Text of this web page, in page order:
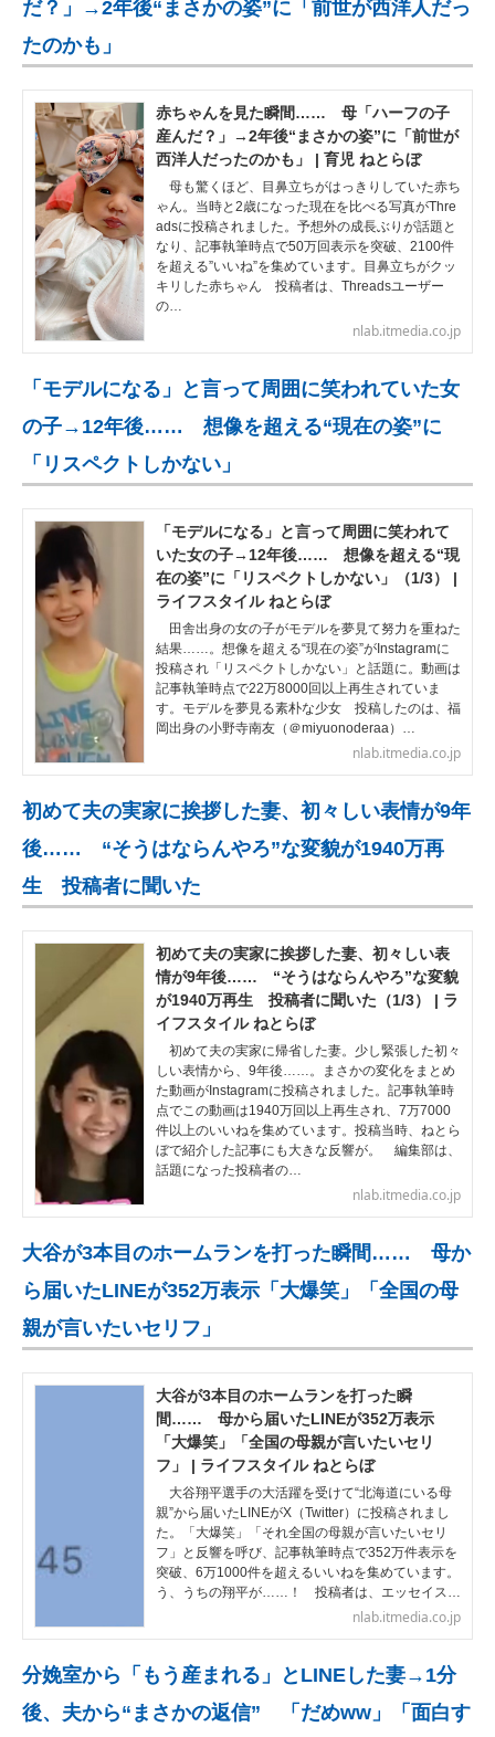
だ？」→2年後“まさかの姿”に「前世が西洋人だっ
たのかも」
赤ちゃんを見た瞬間…… 母「ハーフの子
産んだ？」→2年後“まさかの姿”に「前世が
西洋人だったのかも」 | 育児 ねとらぼ
母も驚くほど、目鼻立ちがはっきりしていた赤ち
ゃん。当時と2歳になった現在を比べる写真がThre
adsに投稿されました。予想外の成長ぶりが話題と
なり、記事執筆時点で50万回表示を突破、2100件
を超える”いいね”を集めています。目鼻立ちがクッ
キリした赤ちゃん 投稿者は、Threadsユーザー
の…
nlab.itmedia.co.jp
「モデルになる」と言って周囲に笑われていた女
の子→12年後…… 想像を超える“現在の姿”に
「リスペクトしかない」
「モデルになる」と言って周囲に笑われて
いた女の子→12年後…… 想像を超える“現
在の姿”に「リスペクトしかない」（1/3） |
ライフスタイル ねとらぼ
田舎出身の女の子がモデルを夢見て努力を重ねた
結果……。想像を超える“現在の姿”がInstagramに
投稿され「リスペクトしかない」と話題に。動画は
記事執筆時点で22万8000回以上再生されていま
す。モデルを夢見る素朴な少女 投稿したのは、福
岡出身の小野寺南友（＠miyuonoderaa）…
nlab.itmedia.co.jp
初めて夫の実家に挨拶した妻、初々しい表情が9年
後…… “そうはならんやろ”な変貌が1940万再
生 投稿者に聞いた
初めて夫の実家に挨拶した妻、初々しい表
情が9年後…… “そうはならんやろ”な変貌
が1940万再生 投稿者に聞いた（1/3） | ラ
イフスタイル ねとらぼ
初めて夫の実家に帰省した妻。少し緊張した初々
しい表情から、9年後……。まさかの変化をまとめ
た動画がInstagramに投稿されました。記事執筆時
点でこの動画は1940万回以上再生され、7万7000
件以上のいいねを集めています。投稿当時、ねとら
ぼで紹介した記事にも大きな反響が。 編集部は、
話題になった投稿者の…
nlab.itmedia.co.jp
大谷が3本目のホームランを打った瞬間…… 母か
ら届いたLINEが352万表示「大爆笑」「全国の母
親が言いたいセリフ」
大谷が3本目のホームランを打った瞬
間…… 母から届いたLINEが352万表示
「大爆笑」「全国の母親が言いたいセリ
フ」 | ライフスタイル ねとらぼ
大谷翔平選手の大活躍を受けて“北海道にいる母
親”から届いたLINEがX（Twitter）に投稿されまし
た。「大爆笑」「それ全国の母親が言いたいセリ
フ」と反響を呼び、記事執筆時点で352万件表示を
突破、6万1000件を超えるいいねを集めています。
う、うちの翔平が……！ 投稿者は、エッセイス…
nlab.itmedia.co.jp
分娩室から「もう産まれる」とLINEした妻→1分
後、夫から“まさかの返信” 「だめww」「面白す